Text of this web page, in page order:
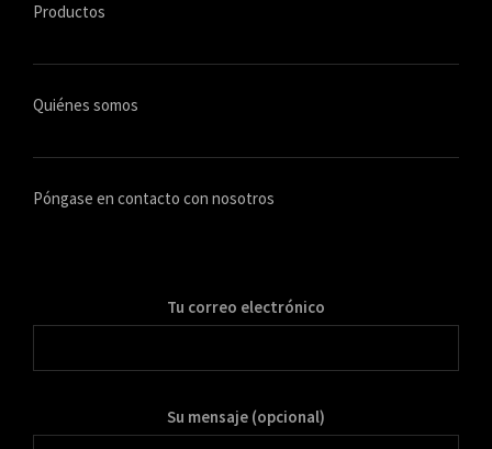
Productos
Quiénes somos
Póngase en contacto con nosotros
Tu correo electrónico
Su mensaje (opcional)